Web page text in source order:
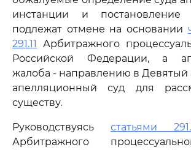
инстанции и постановление
подлежат отмене на основании
291.11
Арбитражного
Российской Федерации, а
жалоба - направлению в
апелляционный суд для
существу.
Руководствуясь статьями
Арбитражного